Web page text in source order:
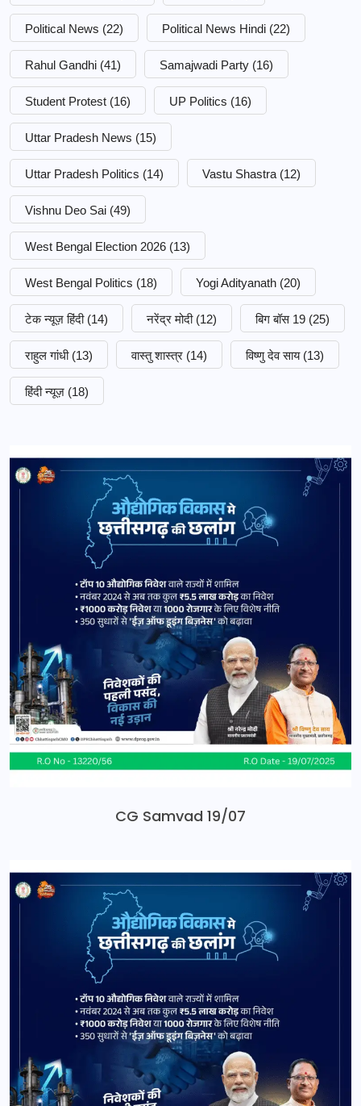
Political News (22) Political News Hindi (22)
Rahul Gandhi (41) Samajwadi Party (16)
Student Protest (16) UP Politics (16)
Uttar Pradesh News (15)
Uttar Pradesh Politics (14) Vastu Shastra (12)
Vishnu Deo Sai (49)
West Bengal Election 2026 (13)
West Bengal Politics (18) Yogi Adityanath (20)
टेक न्यूज़ हिंदी (14) नरेंद्र मोदी (12) बिग बॉस 19 (25)
राहुल गांधी (13) वास्तु शास्त्र (14) विष्णु देव साय (13)
हिंदी न्यूज़ (18)
CG Samvad 19/07